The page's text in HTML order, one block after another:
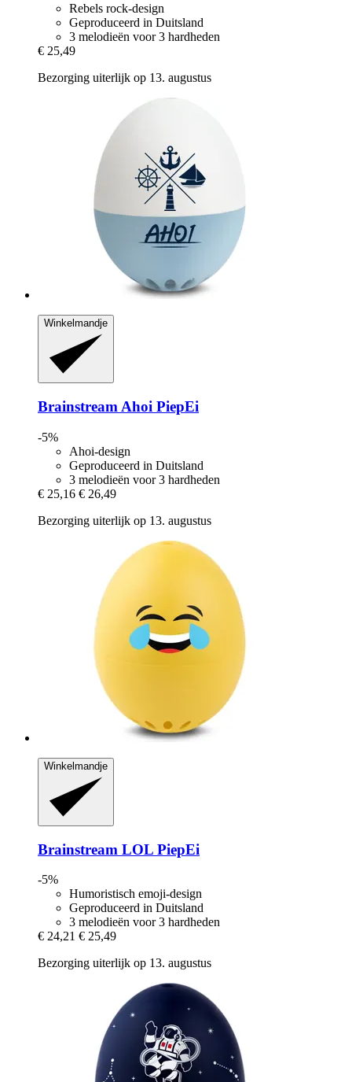
Rebels rock-design
Geproduceerd in Duitsland
3 melodieën voor 3 hardheden
€ 25,49
Bezorging uiterlijk op 13. augustus
Winkelmandje
Brainstream Ahoi PiepEi
-5%
Ahoi-design
Geproduceerd in Duitsland
3 melodieën voor 3 hardheden
€ 25,16 € 26,49
Bezorging uiterlijk op 13. augustus
Winkelmandje
Brainstream LOL PiepEi
-5%
Humoristisch emoji-design
Geproduceerd in Duitsland
3 melodieën voor 3 hardheden
€ 24,21 € 25,49
Bezorging uiterlijk op 13. augustus